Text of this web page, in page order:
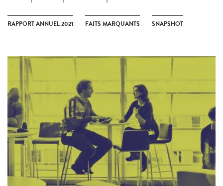
RAPPORT ANNUEL 2021 FAITS MARQUANTS SNAPSHOT